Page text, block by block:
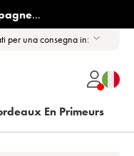
...
per una consegna in:
En Primeurs